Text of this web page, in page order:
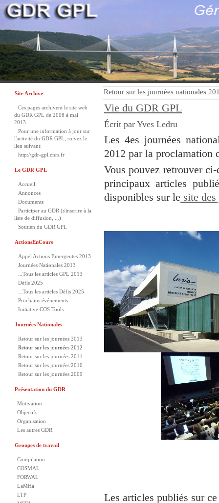
Site Archive
Ces pages archivent le site web
du GDR GPL de 2008 à mai
2013.
Pour une information à jour sur
l'activité du GDR GPL, suivez le
lien suivant:
http://gdr-gpl.cnrs.fr
Le GDR GPL
Accueil
Annonces
Documents
Participer au GDR (s'inscrire à la
liste de diffusion, ...)
Soutien du GDR GPL
ActionsEnCours
Appel Actions Emergentes 2013
Journées Nationales 2013
...Tous les articles GPL 2013
Défis 2025
...Tous les articles Défis 2025
Prochains événements
Initiative COS Tools
Journées Nationales
Retour sur les journées 2013
Retour sur les journées 2012
Retour sur les journées 2011
Retour sur les journées 2010
Retour sur les journées 2009
Présentation du GDR
Motivation
Objectifs
Organisation
Les autres GDR
Groupes de travail
Compilation
COSMAL
FORWAL
LaMHa
LTP
Retour sur les journées nationales
Vie du GDR GPL
Écrit par Yves Ledru
Les 4es journées
2012 par la proclamation
Vous pouvez retrouver
principaux articles
disponibles sur le site
Les articles publiés sur